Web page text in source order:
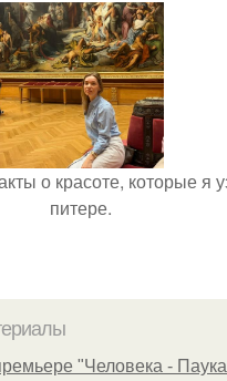
о красоте, которые я
питере.
"Человека -